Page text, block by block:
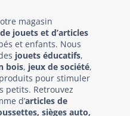
magasin
jouets et d’articles
et enfants. Nous
jouets éducatifs,
bois, jeux de société,
pour stimuler
petits. Retrouvez
d’articles de
sièges auto,